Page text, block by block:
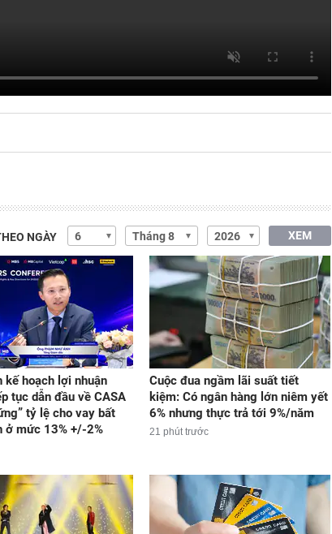
NGÀY XEM
kế hoạch lợi nhuận
tục dẫn đầu về CASA
tỷ lệ cho vay bất
ở mức 13% +/-2%
Cuộc đua ngầm lãi suất tiết
kiệm: Có ngân hàng lớn niêm yết
6% nhưng thực trả tới 9%/năm
21 phút trước